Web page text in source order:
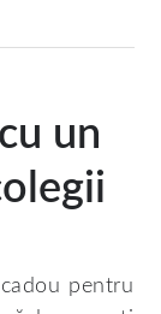
un
pentru